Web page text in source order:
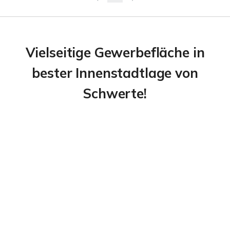
Vielseitige Gewerbefläche in
bester Innenstadtlage von
Schwerte!